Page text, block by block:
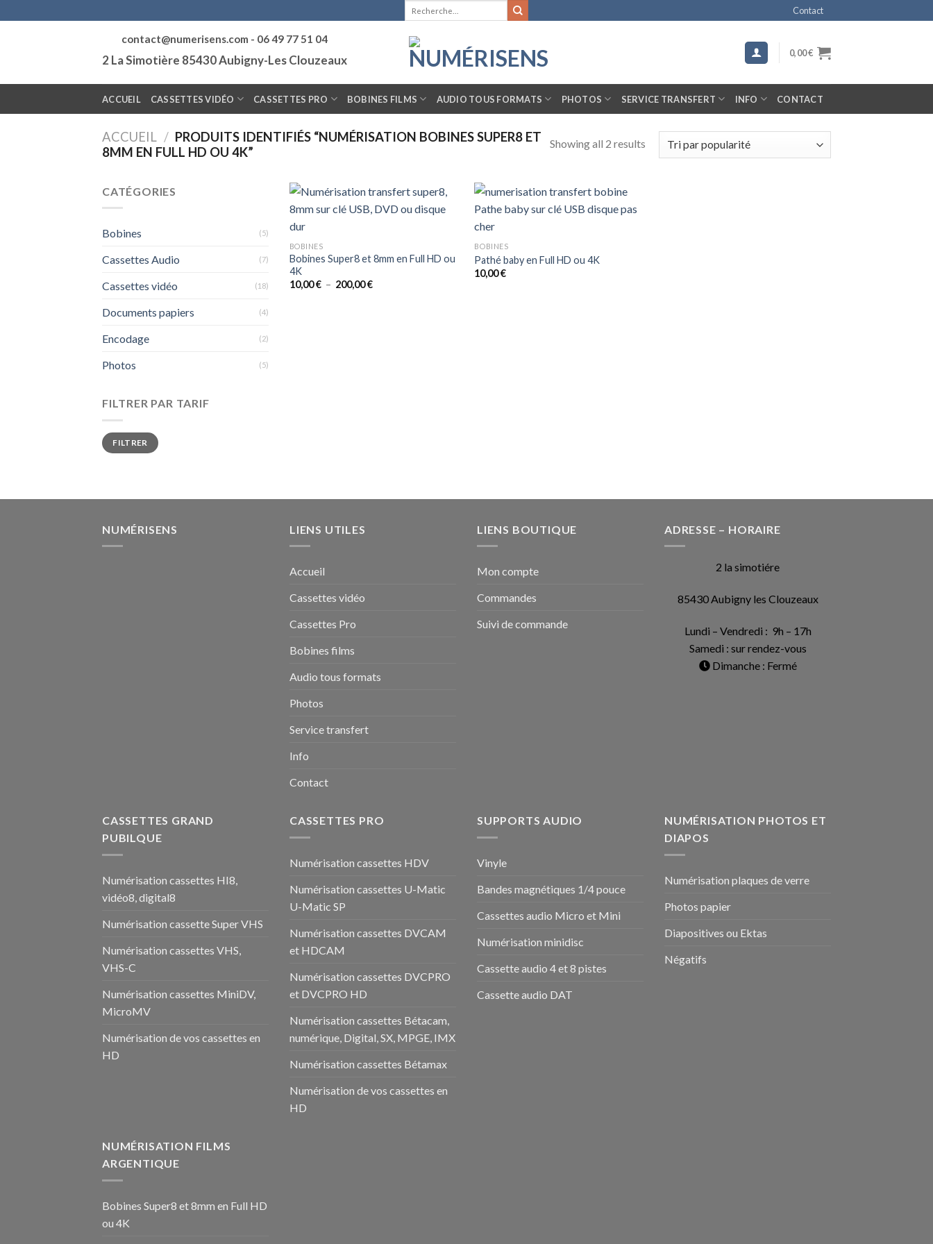
to
Contact
contact@numerisens.com - 06 49 77 51 04
2 La Simotière 85430 Aubigny-Les Clouzeaux
0,00€
ACCUEIL CASSETTES VIDÉO CASSETTES PRO BOBINES FILMS AUDIO TOUS FORMATS PHOTOS SERVICE TRANSFERT INFO CONTACT
ACCUEIL / PRODUITS IDENTIFIÉS “NUMÉRISATION BOBINES SUPER8 ET
8MM EN FULL HD OU 4K”
Showing all 2 results
CATÉGORIES
Bobines (5)
Cassettes Audio (7)
Cassettes vidéo (18)
Documents papiers (4)
Encodage (2)
Photos (5)
FILTRER PAR TARIF
Prix
min
Prix
maxFILTRER
BOBINES
Bobines Super8 et 8mm en Full HD ou
4K
10,00€ – 200,00€Plage
BOBINES
Pathé baby en Full HD ou 4K
10,00€
NUMÉRISENS LIENS UTILES
Accueil
Cassettes vidéo
Cassettes Pro
Bobines films
Audio tous formats
Photos
Service transfert
Info
Contact
LIENS BOUTIQUE
Mon compte
Commandes
Suivi de commande
ADRESSE – HORAIRE
2 la simotiére
85430 Aubigny les Clouzeaux
Lundi – Vendredi : 9h – 17h
Samedi : sur rendez-vous
Dimanche : Fermé
CASSETTES GRAND
PUBILQUE
Numérisation cassettes HI8,
vidéo8, digital8
Numérisation cassette Super VHS
Numérisation cassettes VHS,
VHS-C
Numérisation cassettes MiniDV,
MicroMV
Numérisation de vos cassettes en
HD
CASSETTES PRO
Numérisation cassettes HDV
Numérisation cassettes U-Matic
U-Matic SP
Numérisation cassettes DVCAM
et HDCAM
Numérisation cassettes DVCPRO
et DVCPRO HD
Numérisation cassettes Bétacam,
numérique, Digital, SX, MPGE, IMX
Numérisation cassettes Bétamax
Numérisation de vos cassettes en
HD
SUPPORTS AUDIO
Vinyle
Bandes magnétiques 1/4 pouce
Cassettes audio Micro et Mini
Numérisation minidisc
Cassette audio 4 et 8 pistes
Cassette audio DAT
NUMÉRISATION PHOTOS ET
DIAPOS
Numérisation plaques de verre
Photos papier
Diapositives ou Ektas
Négatifs
NUMÉRISATION FILMS
ARGENTIQUE
Bobines Super8 et 8mm en Full HD
ou 4K